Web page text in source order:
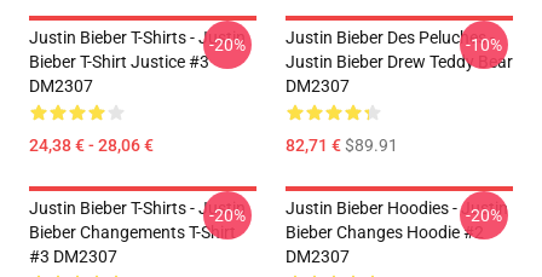
Justin Bieber T-Shirts - Justin
Bieber T-Shirt Justice #3
DM2307
24,38 € - 28,06 €
-20%
Justin Bieber Des Peluches -
Justin Bieber Drew Teddy Bear
DM2307
82,71 €$89.91
-10%
Justin Bieber T-Shirts - Justin
Bieber Changements T-Shirt
#3 DM2307
-20%
Justin Bieber Hoodies - Justin
Bieber Changes Hoodie #2
DM2307
-20%